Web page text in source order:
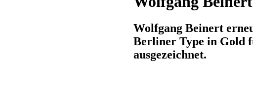
Wolfgang Beinert
Berliner Type in Gold
ausgezeichnet.